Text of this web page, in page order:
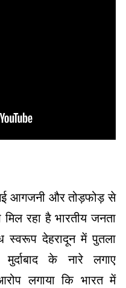
गई आगजनी और तोड़फोड़ से
रहा है भारतीय जनता
स्वरूप देहरादून में पुतला
के नारे लगाए
लगाया कि भारत में